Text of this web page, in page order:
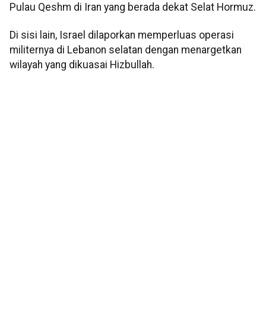
Pulau Qeshm di Iran yang berada dekat Selat Hormuz.
Di sisi lain, Israel dilaporkan memperluas operasi
militernya di Lebanon selatan dengan menargetkan
wilayah yang dikuasai Hizbullah.